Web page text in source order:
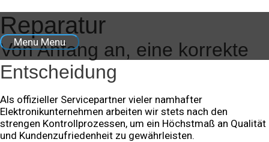
Menu Menu
Reparatur
Von Anfang an, eine korrekte
Entscheidung
Als offizieller Servicepartner vieler namhafter
Elektronikunternehmen arbeiten wir stets nach den
strengen Kontrollprozessen, um ein Höchstmaß an Qualität
und Kundenzufriedenheit zu gewährleisten.